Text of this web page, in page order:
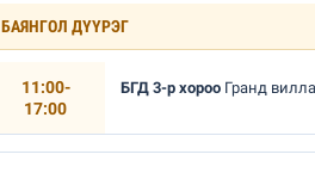
БАЯНГОЛ ДҮҮРЭГ
11:00-
17:00
БГД 3-р хороо Гранд